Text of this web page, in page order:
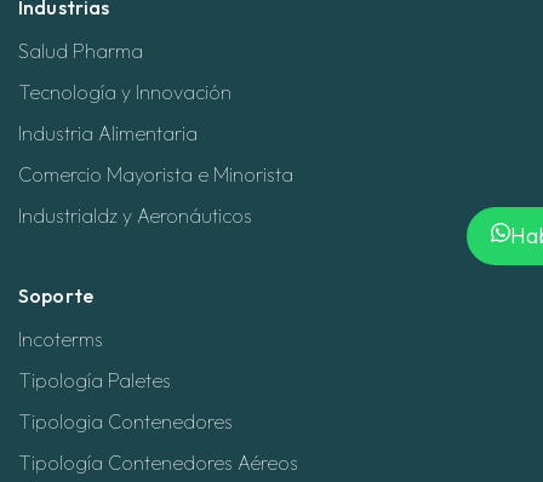
Industrias
Salud Pharma
Tecnología y Innovación
Industria Alimentaria
Comercio Mayorista e Minorista
Industrialdz y Aeronáuticos
Soporte
Incoterms
Tipología Paletes
Tipologia Contenedores
Tipología Contenedores Aéreos